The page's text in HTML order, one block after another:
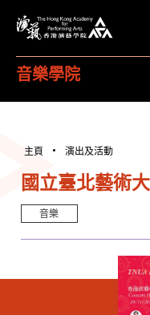
音樂學院
主頁 演出及活動
國立臺北藝術
音樂